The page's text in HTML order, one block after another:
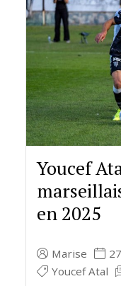
Youcef
en 2025
Marise
Youcef Atal